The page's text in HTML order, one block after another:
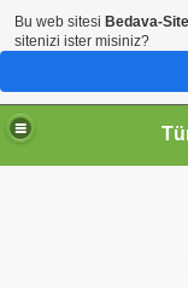
Bu web sitesi Bedava-
sitenizi ister misiniz?